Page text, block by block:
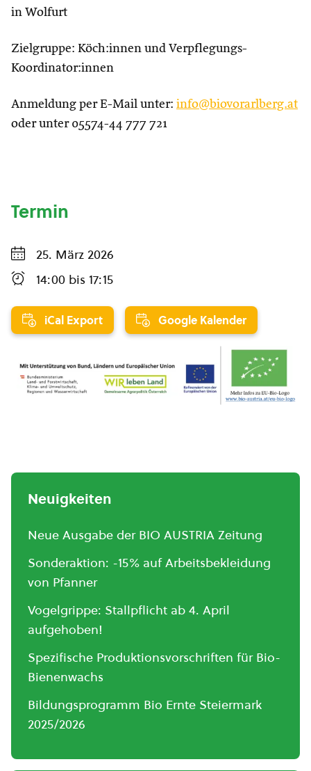
in Wolfurt
Zielgruppe: Köch:innen und Verpflegungs-
Koordinator:innen
Anmeldung per E-Mail unter: info@biovorarlberg.at
oder unter 05574-44 777 721
Termin
25. März 2026
14:00 bis 17:15
iCal Export Google Kalender
Neuigkeiten
Neue Ausgabe der BIO AUSTRIA Zeitung
Sonderaktion: -15% auf Arbeitsbekleidung
von Pfanner
Vogelgrippe: Stallpflicht ab 4. April
aufgehoben!
Spezifische Produktionsvorschriften für Bio-
Bienenwachs
Bildungsprogramm Bio Ernte Steiermark
2025/2026